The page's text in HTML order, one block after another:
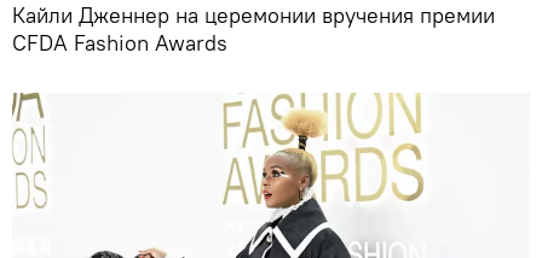
Кайли Дженнер на церемонии вручения премии
CFDA Fashion Awards